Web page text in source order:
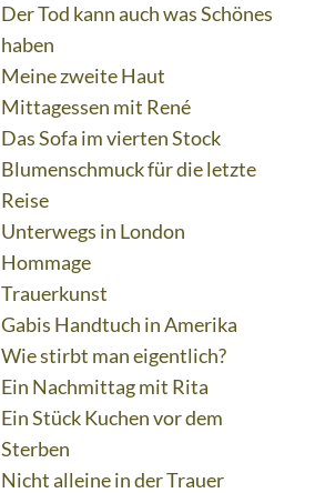
Der Tod kann auch was Schönes
haben
Meine zweite Haut
Mittagessen mit René
Das Sofa im vierten Stock
Blumenschmuck für die letzte
Reise
Unterwegs in London
Hommage
Trauerkunst
Gabis Handtuch in Amerika
Wie stirbt man eigentlich?
Ein Nachmittag mit Rita
Ein Stück Kuchen vor dem
Sterben
Nicht alleine in der Trauer